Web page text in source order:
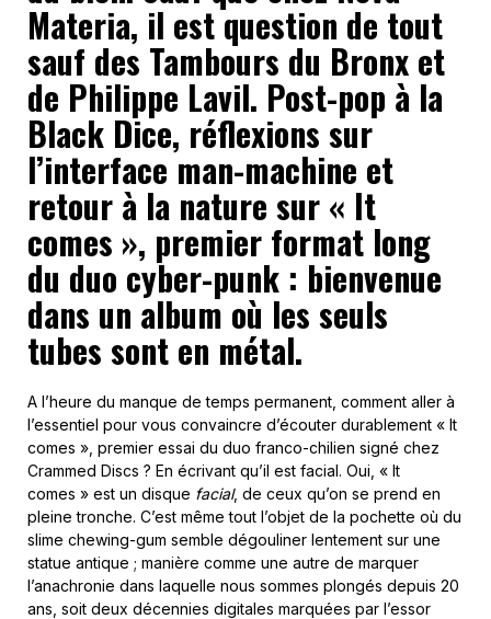
Materia, il est question de tout
sauf des Tambours du Bronx et
de Philippe Lavil. Post-pop à la
Black Dice, réflexions sur
l’interface man-machine et
retour à la nature sur « It
comes », premier format long
du duo cyber-punk : bienvenue
dans un album où les seuls
tubes sont en métal.
A l’heure du manque de temps permanent, comment aller à
l’essentiel pour vous convaincre d’écouter durablement « It
comes », premier essai du duo franco-chilien signé chez
Crammed Discs ? En écrivant qu’il est facial. Oui, « It
comes » est un disque facial, de ceux qu’on se prend en
pleine tronche. C’est même tout l’objet de la pochette où du
slime chewing-gum semble dégouliner lentement sur une
statue antique ; manière comme une autre de marquer
l’anachronie dans laquelle nous sommes plongés depuis 20
ans, soit deux décennies digitales marquées par l’essor